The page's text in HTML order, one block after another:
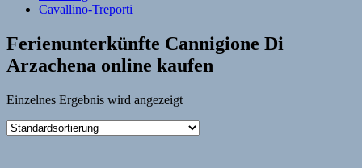
Cavallino-Treporti
Ferienunterkünfte Cannigione Di
Arzachena online kaufen
Einzelnes Ergebnis wird angezeigt